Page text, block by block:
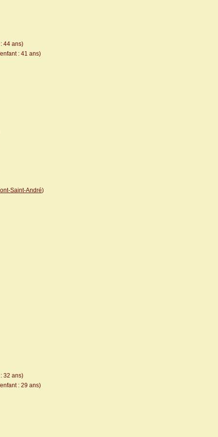
44 ans)
: 41 ans)
Saint-André)
32 ans)
: 29 ans)